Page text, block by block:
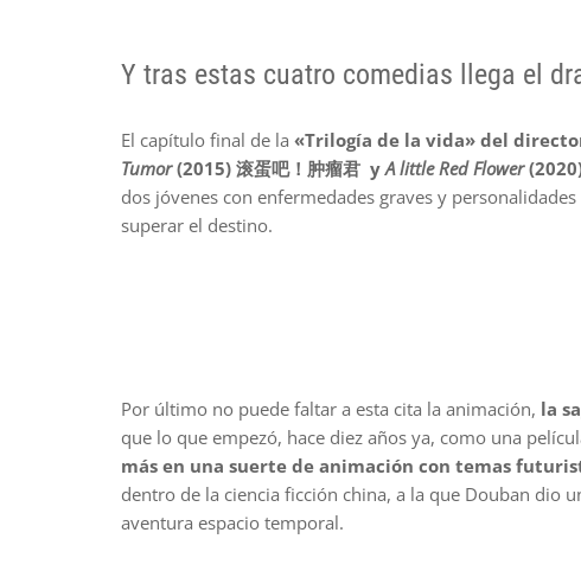
Y tras estas cuatro comedias llega el
El capítulo final de la «Trilogía de la vida» del
Tumor(2015) 滚蛋吧！肿瘤君 yA little Red Flower
dos jóvenes con enfermedades graves y
superar el destino.
Por último no puede faltar a esta cita la animación, la
que lo que empezó, hace diez años ya, como una
más en una suerte de animación con temas
dentro de la ciencia ficción china, a la que Douban dio
aventura espacio temporal.